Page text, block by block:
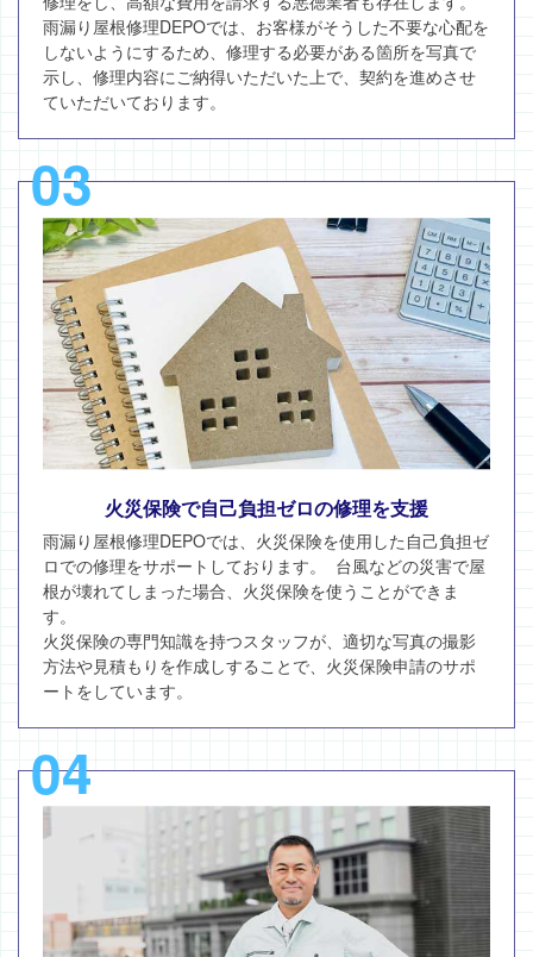
雨漏り屋根修理DEPOでは、お客様がそうした不要な心配を
しないようにするため、修理する必要がある箇所を写真で
示し、修理内容にご納得いただいた上で、契約を進めさせ
ていただいております。
03
火災保険で自己負担ゼロの修理を支援
雨漏り屋根修理DEPOでは、火災保険を使用した自己負担ゼ
ロでの修理をサポートしております。 台風などの災害で屋
根が壊れてしまった場合、火災保険を使うことができま
す。
火災保険の専門知識を持つスタッフが、適切な写真の撮影
方法や見積もりを作成しすることで、火災保険申請のサポ
ートをしています。
04